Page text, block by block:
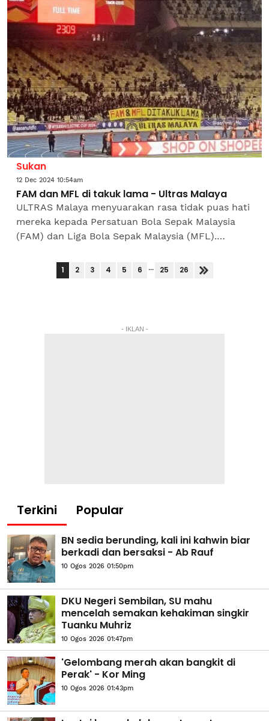
Sukan
12 Dec 2024 10:54am
FAM dan MFL di takuk lama - Ultras Malaya
ULTRAS Malaya menyuarakan rasa tidak puas hati
mereka kepada Persatuan Bola Sepak Malaysia
(FAM) dan Liga Bola Sepak Malaysia (MFL).
memberikan sokongan kepada...
1 2 3 4 5 6 ... 25 26
- IKLAN -
Terkini Popular
BN sedia berunding, kali ini kahwin biar
berkadi dan bersaksi - Ab Rauf
10 Ogos 2026 01:50pm
DKU Negeri Sembilan, SU mahu
mencelah semakan kehakiman singkir
Tuanku Muhriz
10 Ogos 2026 01:47pm
'Gelombang merah akan bangkit di
Perak' - Kor Ming
10 Ogos 2026 01:43pm